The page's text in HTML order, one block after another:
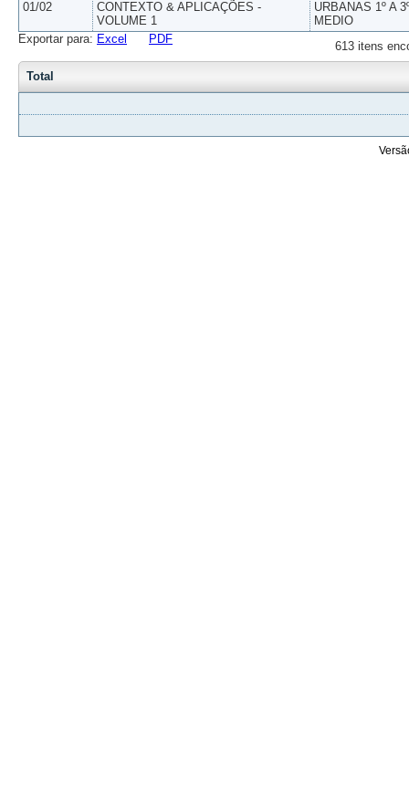
01/02
CONTEXTO & APLICAÇÕES -
VOLUME 1
URBANAS 1º A
MEDIO
613 itens
Exportar para: Excel PDF
Total